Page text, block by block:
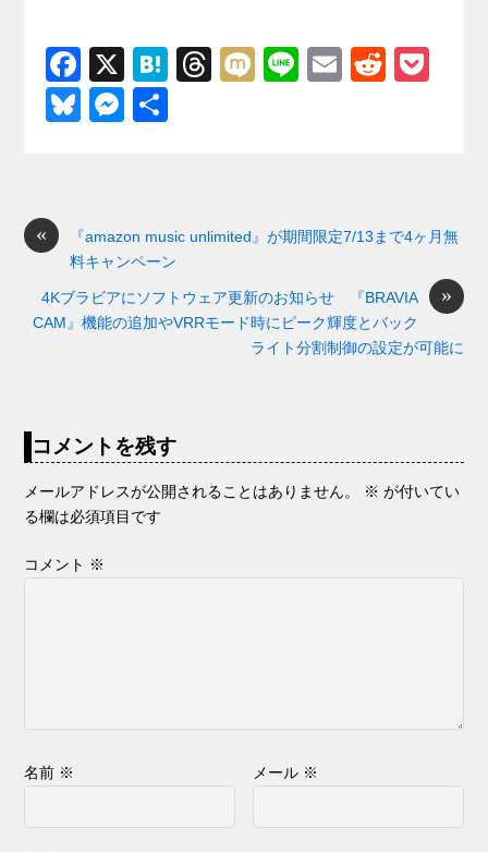
F
a
c
o
o
k
X
H
T
s
M
Li
E
R
Bl
y
M
n
g
er
«
『amazon music unlimited』が期間限定7/13まで4ヶ月無
料キャンペーン
»
4Kブラビアにソフトウェア更新のお知らせ 『BRAVIA
CAM』機能の追加やVRRモード時にピーク輝度とバック
ライト分割制御の設定が可能に
コメントを残す
メールアドレスが公開されることはありません。 ※ が付いてい
る欄は必須項目です
コメント ※
名前 ※ メール ※